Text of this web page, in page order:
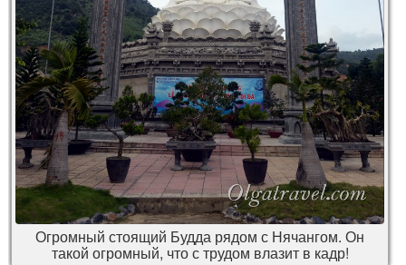
Огромный стоящий Будда рядом с Нячангом. Он
такой огромный, что с трудом влазит в кадр!